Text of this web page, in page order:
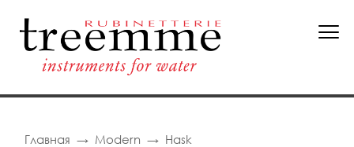
Главная Modern
Hask